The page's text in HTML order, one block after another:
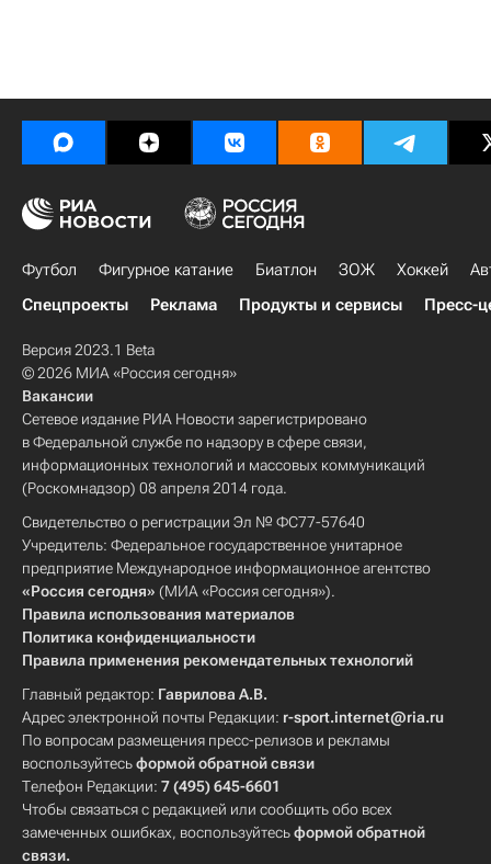
Футбол Фигурное катание Биатлон ЗОЖ Хоккей
Спецпроекты
Реклама Продукты и сервисы Пресс-
Версия 2023.1 Beta
© 2026 МИА «Россия сегодня»
Вакансии
Сетевое издание РИА Новости зарегистрировано
в Федеральной службе по надзору в сфере связи,
информационных технологий и массовых коммуникаций
(Роскомнадзор) 08 апреля 2014 года.
Свидетельство о регистрации Эл № ФС77-57640
Учредитель: Федеральное государственное унитарное
предприятие Международное информационное агентство
«Россия сегодня» (МИА «Россия сегодня»).
Правила использования материалов
Политика конфиденциальности
Правила применения рекомендательных технологий
Главный редактор: Гаврилова А.В.
Адрес электронной почты Редакции: r-sport.internet@ria.ru
По вопросам размещения пресс-релизов и рекламы
воспользуйтесьформой обратной связи
Телефон Редакции: 7 (495) 645-6601
Чтобы связаться с редакцией или сообщить обо всех
замеченных ошибках, воспользуйтесьформой обратной
связи.